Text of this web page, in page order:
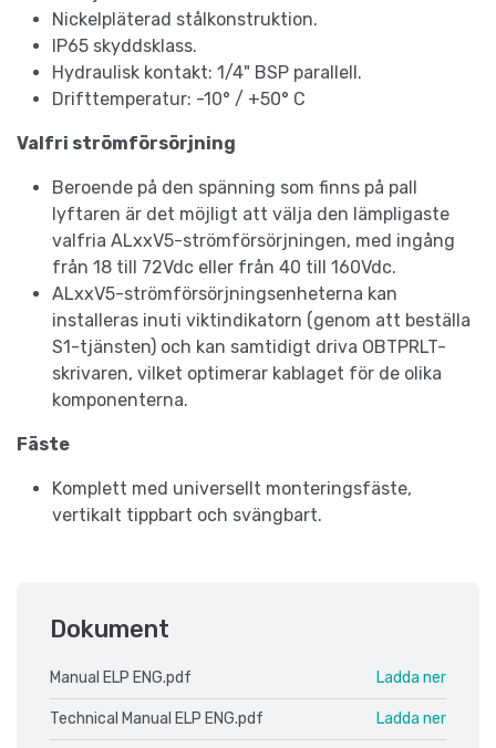
Nickelpläterad stålkonstruktion.
IP65 skyddsklass.
Hydraulisk kontakt: 1/4" BSP parallell.
Drifttemperatur: -10° / +50° C
Valfri strömförsörjning
Beroende på den spänning som finns på pall
lyftaren är det möjligt att välja den lämpligaste
valfria ALxxV5-strömförsörjningen, med ingång
från 18 till 72Vdc eller från 40 till 160Vdc.
ALxxV5-strömförsörjningsenheterna kan
installeras inuti viktindikatorn (genom att beställa
S1-tjänsten) och kan samtidigt driva OBTPRLT-
skrivaren, vilket optimerar kablaget för de olika
komponenterna.
Fäste
Komplett med universellt monteringsfäste,
vertikalt tippbart och svängbart.
Dokument
Manual ELP ENG.pdf Ladda ner
Technical Manual ELP ENG.pdf Ladda ner